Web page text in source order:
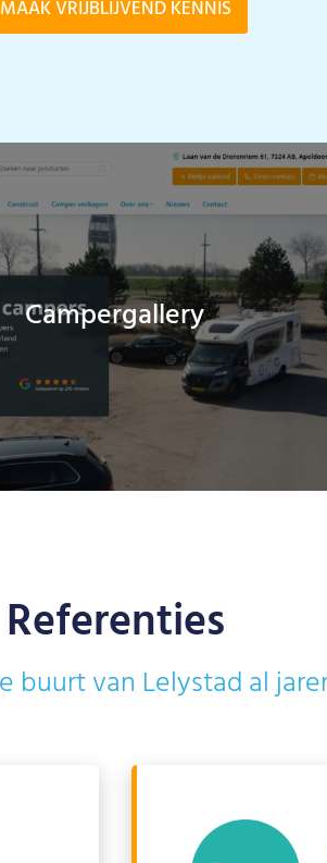
MAAK VRIJBLIJVEND KENNIS
Campergallery
Referenties
van Lelystad al